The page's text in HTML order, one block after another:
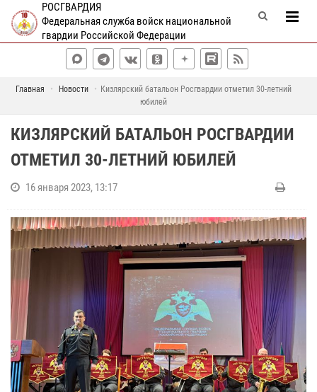
РОСГВАРДИЯ
Федеральная служба войск национальной
гвардии Российской Федерации
Главная Новости
Кизлярский батальон Росгвардии отметил 30-летний
юбилей
КИЗЛЯРСКИЙ БАТАЛЬОН РОСГВАРДИИ
ОТМЕТИЛ 30-ЛЕТНИЙ ЮБИЛЕЙ
16 января 2023, 13:17